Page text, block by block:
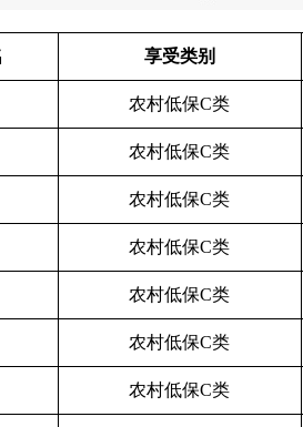
享受类别
农村低保C类
农村低保C类
农村低保C类
农村低保C类
农村低保C类
农村低保C类
农村低保C类